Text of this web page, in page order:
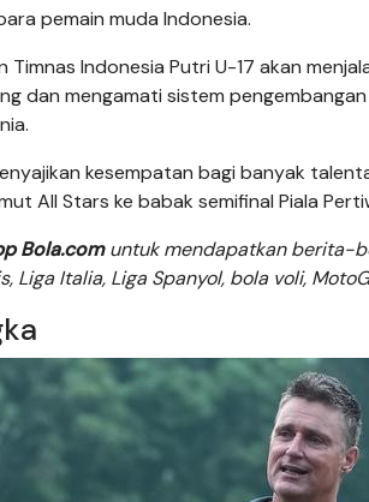
pemain muda Indonesia.
Timnas Indonesia Putri U-17 akan
dan mengamati sistem
kesempatan bagi banyak
All Stars ke babak semifinal Piala
Bola.comuntuk mendapatkan berita-
Liga Italia, Liga Spanyol, bola voli,